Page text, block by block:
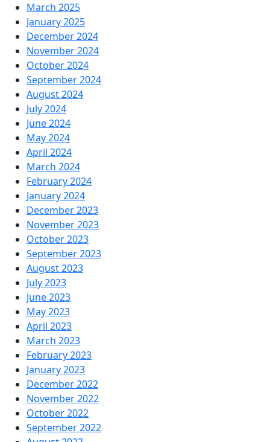
March 2025
January 2025
December 2024
November 2024
October 2024
September 2024
August 2024
July 2024
June 2024
May 2024
April 2024
March 2024
February 2024
January 2024
December 2023
November 2023
October 2023
September 2023
August 2023
July 2023
June 2023
May 2023
April 2023
March 2023
February 2023
January 2023
December 2022
November 2022
October 2022
September 2022